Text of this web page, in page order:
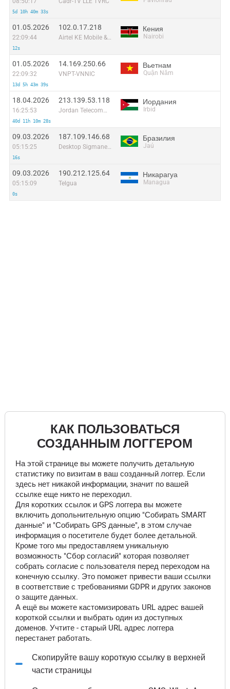
5d 10h 40m 33s
01.05.2026
22:09:44
12s
102.0.17.218
Airtel KE Mobile & Fixed Internet
Кения
Nairobi
01.05.2026
22:09:32
13d 5h 43m 39s
14.169.250.66
VNPT-VNNIC
Вьетнам
Quận Năm
18.04.2026
16:25:53
40d 11h 10m 28s
213.139.53.118
Jordan Telecommunications PSC
Иордания
Irbid
09.03.2026
05:15:25
16s
187.109.146.68
Desktop Sigmanet Comunicação Multimídia SA
Бразилия
Jaú
09.03.2026
05:15:09
0s
190.212.125.64
Telgua
Никарагуа
Managua
КАК ПОЛЬЗОВАТЬСЯ
СОЗДАННЫМ ЛОГГЕРОМ
На этой странице вы можете получить детальную
статистику по визитам в ваш созданный логгер. Если
здесь нет никакой информации, значит по вашей
ссылке еще никто не переходил.
Для коротких ссылок и GPS логгера вы можете
включить допольнительную опцию "Собирать SMART
данные" и "Собирать GPS данные", в этом случае
информация о посетителе будет более детальной.
Кроме того мы предоставляем уникальную
возможность "Сбор согласий" которая позволяет
собрать согласие с пользователя перед переходом на
конечную ссылку. Это поможет привести ваши ссылки
в соответствие с требованиями GDPR и других законов
о защите данных.
А ещё вы можете кастомизировать URL адрес вашей
короткой ссылки и выбрать один из доступных
доменов. Учтите - старый URL адрес логгера
перестанет работать.
Скопируйте вашу короткую ссылку в верхней
части страницы